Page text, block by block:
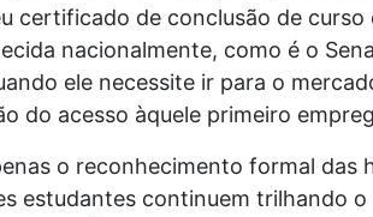
certificado de conclusão de
nacionalmente, como é o
ele necessite ir para o
do acesso àquele primeiro
o reconhecimento formal das
estudantes continuem trilhando